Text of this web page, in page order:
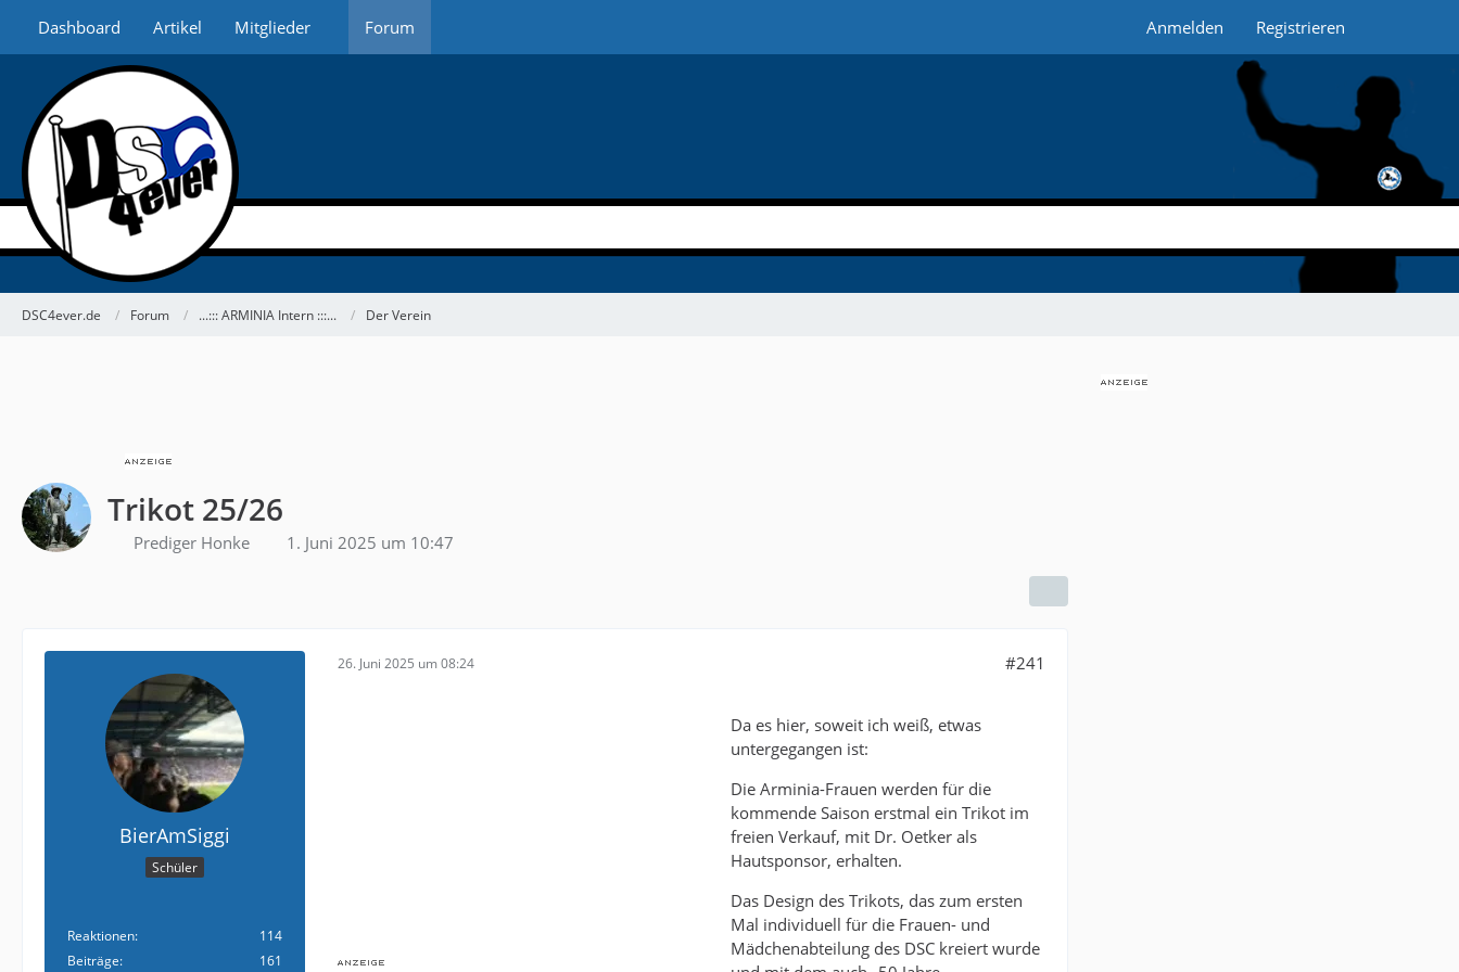
Dashboard Artikel Mitglieder Forum Anmelden Registrieren
DSC4ever.de Forum ...::: ARMINIA Intern :::... Der Verein
Trikot 25/26
Prediger Honke 1. Juni 2025 um 10:47
BierAmSiggi
Schüler
Reaktionen
114
Beiträge
161
26. Juni 2025 um 08:24 #241
Da es hier, soweit ich weiß, etwas
untergegangen ist:
Die Arminia-Frauen werden für die
kommende Saison erstmal ein Trikot im
freien Verkauf, mit Dr. Oetker als
Hautsponsor, erhalten.
Das Design des Trikots, das zum ersten
Mal individuell für die Frauen- und
Mädchenabteilung des DSC kreiert wurde